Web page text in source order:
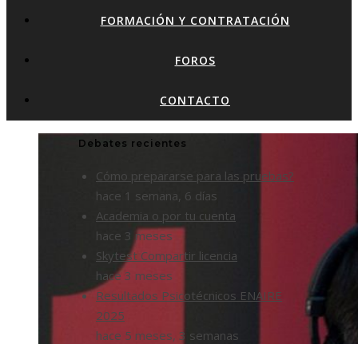
FORMACIÓN Y CONTRATACIÓN
FOROS
CONTACTO
Debates recientes
Cómo prepararse para las pruebas?
hace 1 semana, 6 días
Academia o por tu cuenta
hace 3 meses
Skytest Compartir licencia
hace 3 meses
Resultados Psicotécnicos ENAIRE
2025
hace 5 meses, 3 semanas